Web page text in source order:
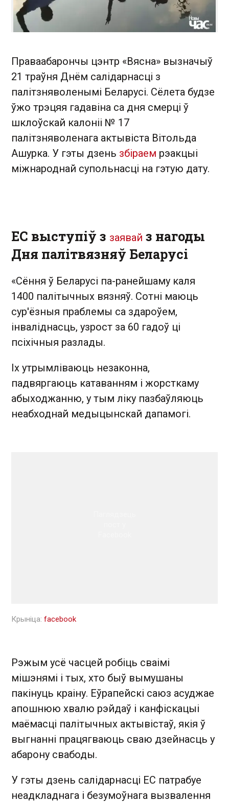
Праваабарончы цэнтр «Вясна» вызначыў
21 траўня Днём салідарнасці з
палітзняволенымі Беларусі. Сёлета будзе
ўжо трэцяя гадавіна са дня смерці ў
шклоўскай калоніі № 17
палітзняволенага актывіста Вітольда
Ашурка. У гэты дзень збіраем рэакцыі
міжнароднай супольнасці на гэтую дату.
ЕС выступіў з заявай з нагоды
Дня палітвязняў Беларусі
«Сёння ў Беларусі па-ранейшаму каля
1400 палітычных вязняў. Сотні маюць
сур'ёзныя праблемы са здароўем,
інваліднасць, узрост за 60 гадоў ці
псіхічныя разлады.
Іх утрымліваюць незаконна,
падвяргаюць катаванням і жорсткаму
абыходжанню, у тым ліку пазбаўляюць
неабходнай медыцынскай дапамогі.
Крыніца: facebook
Рэжым усё часцей робіць сваімі
мішэнямі і тых, хто быў вымушаны
пакінуць краіну. Еўрапейскі саюз асуджае
апошнюю хвалю рэйдаў і канфіскацыі
маёмасці палітычных актывістаў, якія ў
выгнанні працягваюць сваю дзейнасць у
абарону свабоды.
У гэты дзень салідарнасці ЕС патрабуе
неадкладнага і безумоўнага вызвалення